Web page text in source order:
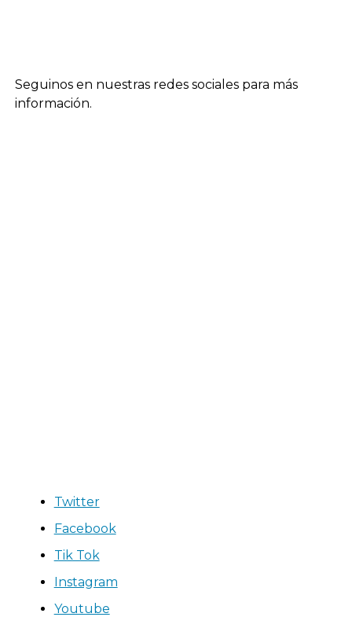
Seguinos en nuestras redes sociales para más
información.
Twitter
Facebook
Tik Tok
Instagram
Youtube